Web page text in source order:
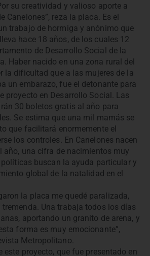
su creatividad y valioso aporte a
Canelones”, reza la placa. Es el
trabajo de hormiga y anónimo que
hace 18 años, de los cuales 12
de Desarrollo Social de la
Haber nacido en una zona rural del
la dificultad que a las mujeres de la
un embarazo, fue el detonante para
proyecto en Desarrollo Social. Las
30 boletos gratis al año para
Se estima que una mil mamás se
que facilitará enormemente el
los controles. En Canelones nacen
año, una cifra de nacimientos muy
buscan la ayuda particular y
global de la natalidad en el
la placa me quedé paralizada,
Una trabaja todos los días
aportando un granito de arena, y
forma es muy emocionante”,
Metropolitano.
este proyecto, que fue presentado en